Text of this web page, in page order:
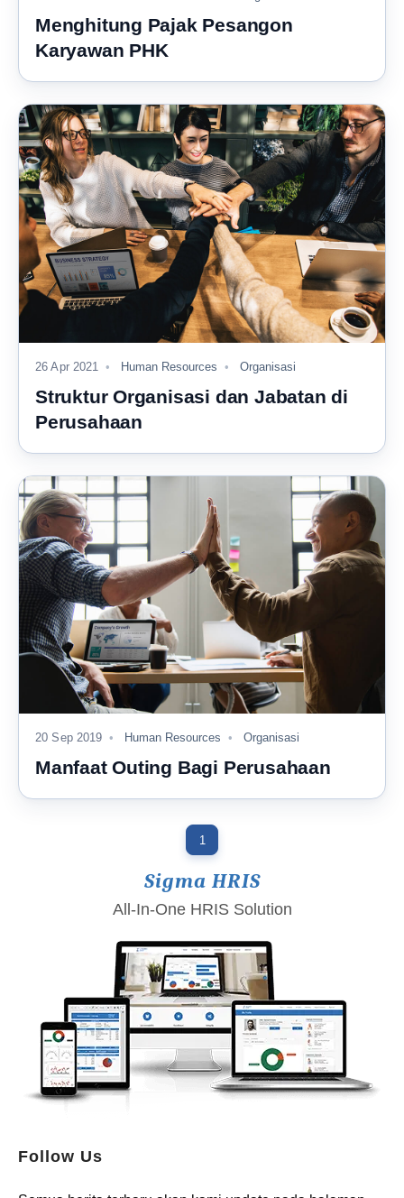
Menghitung Pajak Pesangon
Karyawan PHK
26 Apr 2021 Human Resources Organisasi
Struktur Organisasi dan Jabatan di
Perusahaan
20 Sep 2019 Human Resources Organisasi
Manfaat Outing Bagi Perusahaan
1
Sigma HRIS
All-In-One HRIS Solution
Follow Us